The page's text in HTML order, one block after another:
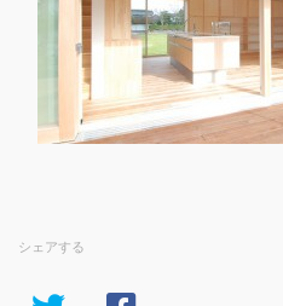
シェアする